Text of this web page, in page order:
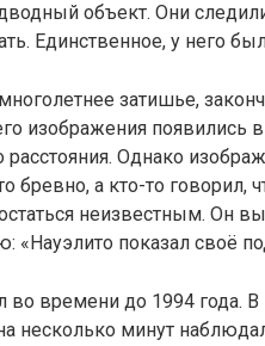
объект. Они
Единственное, у него
затишье,
изображения появились
Однако
бревно, а кто-то
неизвестным. Он
«Науэлито показал своё
во времени до 1994 года. В
несколько минут